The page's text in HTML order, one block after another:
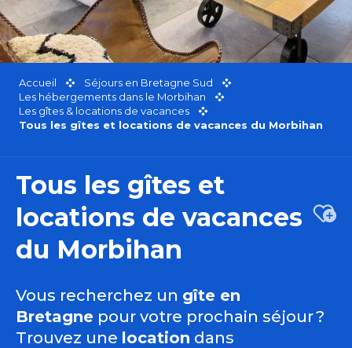
Accueil
Séjours en Bretagne Sud
Les hébergements dans le Morbihan
Les gîtes & locations de vacances
Tous les gîtes et locations de vacances du Morbihan
Tous les gîtes et
locations de vacances
du Morbihan
Vous recherchez un gîte en
Bretagne pour votre prochain séjour ?
Trouvez une location dans